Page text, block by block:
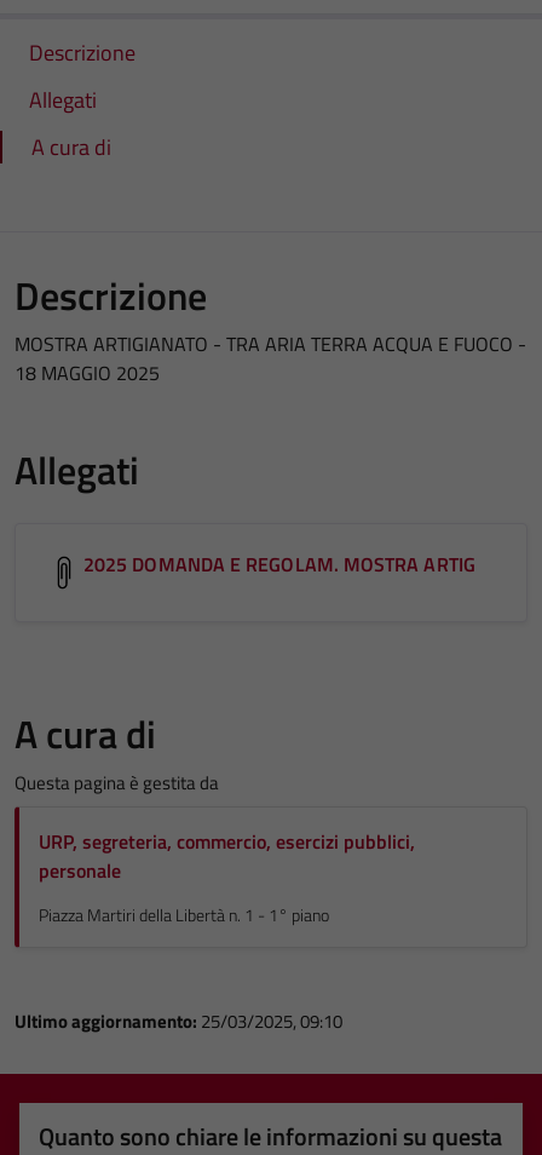
Descrizione
Allegati
A cura di
Descrizione
MOSTRA ARTIGIANATO - TRA ARIA TERRA ACQUA E FUOCO -
18 MAGGIO 2025
Allegati
2025 DOMANDA E REGOLAM. MOSTRA ARTIG
A cura di
Questa pagina è gestita da
URP, segreteria, commercio, esercizi pubblici,
personale
Piazza Martiri della Libertà n. 1 - 1° piano
Ultimo aggiornamento: 25/03/2025, 09:10
Quanto sono chiare le informazioni su questa